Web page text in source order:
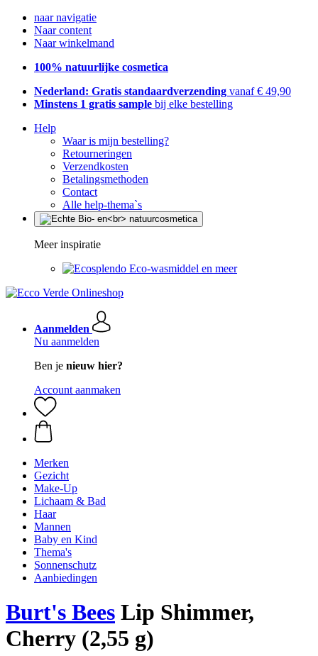
naar navigatie
Naar content
Naar winkelmand
100% natuurlijke cosmetica
Nederland: Gratis standaardverzending vanaf € 49,90
Minstens 1 gratis sample bij elke bestelling
Help
Waar is mijn bestelling?
Retourneringen
Verzendkosten
Betalingsmethoden
Contact
Alle help-thema`s
Meer inspiratie
Eco-wasmiddel en meer
Aanmelden
Nu aanmelden
Ben je nieuw hier?
Account aanmaken
Merken
Gezicht
Make-Up
Lichaam & Bad
Haar
Mannen
Baby en Kind
Thema's
Sonnenschutz
Aanbiedingen
Burt's Bees Lip Shimmer,
Cherry (2,55 g)